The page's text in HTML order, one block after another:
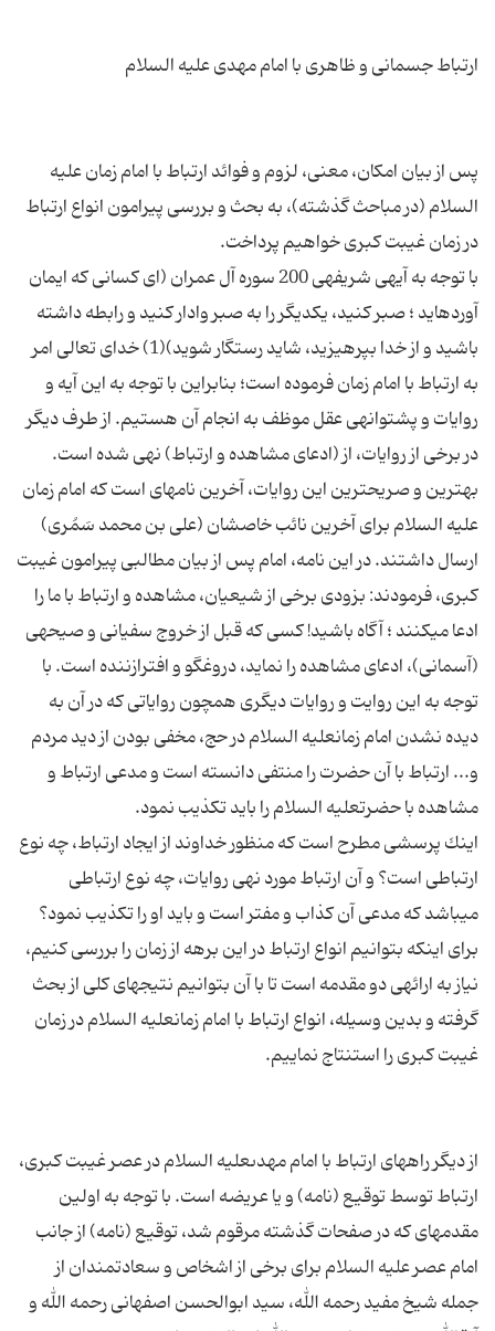
پس از بیان امكان، معنى، لزوم و فوائد ارتباط با امام زمان ‏علیه
السلام (در مباحث گذشته)، به بحث و بررسى پیرامون انواع ارتباط
با توجه به آیه‏ى شریفه‏ى 200 سوره آل عمران (اى كسانى كه ایمان
آورده‏اید ؛ صبر كنید، یكدیگر را به صبر وادار كنید و رابطه داشته
باشید و از خدا بپرهیزید، شاید رستگار شوید)(1) خداى تعالى امر
به ارتباط با امام زمان فرموده است؛ بنابراین با توجه به این آیه و
روایات و پشتوانه‏ى عقل موظف به انجام آن هستیم. از طرف دیگر
در برخى از روایات، از (ادعاى مشاهده و ارتباط) نهى شده است.
بهترین و صریح‏ترین این روایات، آخرین نامه‏اى است كه امام زمان
علیه السلام براى آخرین نائب خاصشان (على بن محمد سَمُرى)
ارسال داشتند. در این نامه، امام پس از بیان مطالبى پیرامون غیبت
كبرى، فرمودند: بزودى برخى از شیعیان، مشاهده و ارتباط با ما را
ادعا مى‏كنند ؛ آگاه باشید! كسى كه قبل از خروج سفیانى و صیحه‏ى
(آسمانى)، ادعاى مشاهده را نماید، دروغگو و افترازننده است. با
توجه به این روایت و روایات دیگرى همچون روایاتى كه در آن به
دیده نشدن امام زمان‏علیه السلام در حج، مخفى بودن از دید مردم
و... ارتباط با آن حضرت را منتفى دانسته است و مدعى ارتباط و
اینك پرسشى مطرح است كه منظور خداوند از ایجاد ارتباط، چه نوع
ارتباطى است؟ و آن ارتباط مورد نهى روایات، چه نوع ارتباطى
مى‏باشد كه مدعى آن كذاب و مفتر است و باید او را تكذیب نمود؟
براى اینكه بتوانیم انواع ارتباط در این برهه از زمان را بررسى كنیم،
نیاز به ارائه‏ى دو مقدمه است تا با آن بتوانیم نتیجه‏اى كلى از بحث
گرفته و بدین وسیله، انواع ارتباط با امام زمان‏علیه السلام در زمان
از دیگر راه‏هاى ارتباط با امام مهدى‏علیه السلام در عصر غیبت كبرى،
ارتباط توسط توقیع (نامه) و یا عریضه است. با توجه به اولین
مقدمه‏اى كه در صفحات گذشته مرقوم شد، توقیع (نامه) از جانب
امام عصر علیه السلام براى برخى از اشخاص و سعادتمندان از
جمله شیخ مفید رحمه الله، سید ابوالحسن اصفهانى رحمه الله و